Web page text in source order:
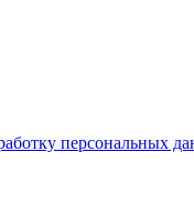
персональных